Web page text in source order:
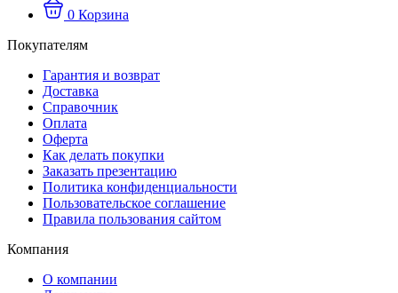
0 Корзина
Покупателям
Гарантия и возврат
Доставка
Справочник
Оплата
Оферта
Как делать покупки
Заказать презентацию
Политика конфиденциальности
Пользовательское соглашение
Правила пользования сайтом
Компания
О компании